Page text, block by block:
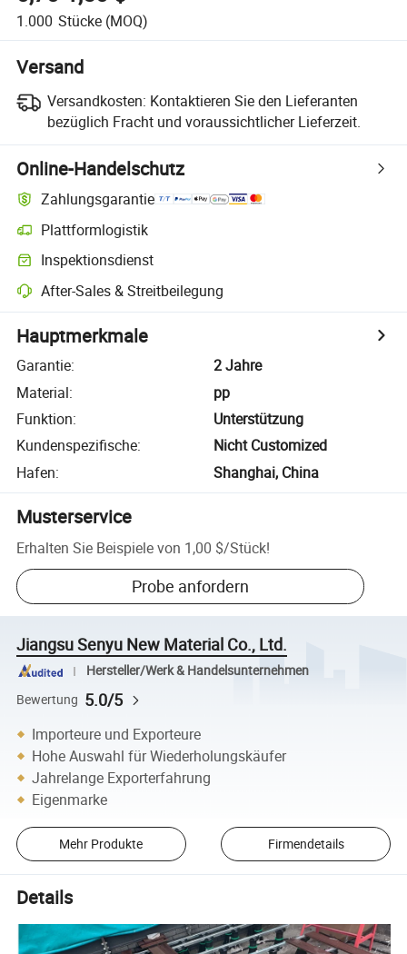
1.000 Stücke (MOQ)
Versand
Versandkosten: Kontaktieren Sie den Lieferanten
bezüglich Fracht und voraussichtlicher Lieferzeit.
Online-Handelschutz
Zahlungsgarantie
Plattformlogistik
Inspektionsdienst
After-Sales & Streitbeilegung
Hauptmerkmale
Garantie:
2 Jahre
Material:
pp
Funktion:
Unterstützung
Kundenspezifische:
Nicht Customized
Hafen: Shanghai, China
Musterservice
Erhalten Sie Beispiele von 1,00 $/Stück!
Probe anfordern
Jiangsu Senyu New Material Co., Ltd.
Hersteller/Werk & Handelsunternehmen
Bewertung 5.0/5
Importeure und Exporteure
Hohe Auswahl für Wiederholungskäufer
Jahrelange Exporterfahrung
Eigenmarke
Mehr Produkte Firmendetails
Details